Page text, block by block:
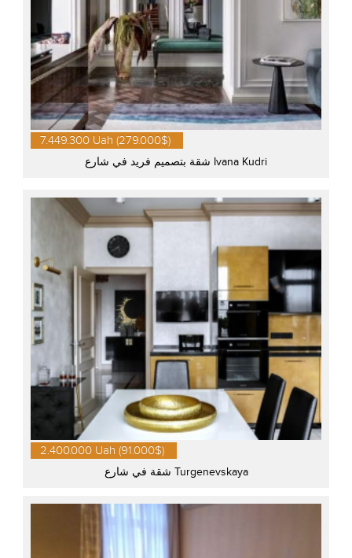
7.449.300 Uah (279.000$)
شقة بتصميم فريد في شارع Ivana Kudri
2.400.000 Uah (91.000$)
شقة في شارع Turgenevskaya